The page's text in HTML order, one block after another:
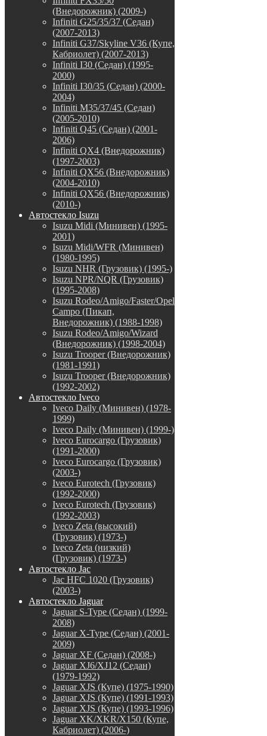
(Внедорожник) (2009-)
Infiniti G25/35/37 (Седан)
(2007-2013)
Infiniti G37/Skyline V36 (Купе,
Кабриолет) (2007-2013)
Infiniti I30 (Седан) (1995-
2000)
Infiniti I30/35 (Седан) (2000-
2004)
Infiniti M35/37/45 (Седан)
(2005-2010)
Infiniti Q45 (Седан) (2001-
2006)
Infiniti QX4 (Внедорожник)
(1997-2003)
Infiniti QX56 (Внедорожник)
(2004-2010)
Infiniti QX56 (Внедорожник)
(2010-)
Автостекло Isuzu
Isuzu Midi (Минивен) (1995-
2001)
Isuzu Midi/WFR (Минивен)
(1980-1995)
Isuzu NHR (Грузовик) (1995-)
Isuzu NPR/NQR (Грузовик)
(1995-2008)
Isuzu Rodeo/Amigo/Faster/Opel
Campo (Пикап,
Внедорожник) (1988-1998)
Isuzu Rodeo/Amigo/Wizard
(Внедорожник) (1998-2004)
Isuzu Trooper (Внедорожник)
(1981-1991)
Isuzu Trooper (Внедорожник)
(1992-2002)
Автостекло Iveco
Iveco Daily (Минивен) (1978-
1999)
Iveco Daily (Минивен) (1999-)
Iveco Eurocargo (Грузовик)
(1991-2000)
Iveco Eurocargo (Грузовик)
(2003-)
Iveco Eurotech (Грузовик)
(1992-2000)
Iveco Eurotech (Грузовик)
(1992-2003)
Iveco Zeta (высокий)
(Грузовик) (1973-)
Iveco Zeta (низкий)
(Грузовик) (1973-)
Автостекло Jac
Jac HFC 1020 (Грузовик)
(2003-)
Автостекло Jaguar
Jaguar S-Type (Седан) (1999-
2008)
Jaguar X-Type (Седан) (2001-
2009)
Jaguar XF (Седан) (2008-)
Jaguar XJ6/XJ12 (Седан)
(1979-1992)
Jaguar XJS (Купе) (1975-1990)
Jaguar XJS (Купе) (1991-1993)
Jaguar XJS (Купе) (1993-1996)
Jaguar XK/XKR/X150 (Купе,
Кабриолет) (2006-)